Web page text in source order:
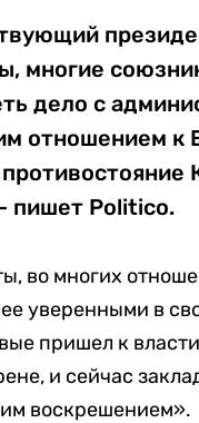
многие
дело с
отношением к
пишет Рolitico.
во многих
уверенными в
пришел к
и сейчас
воскрешением».